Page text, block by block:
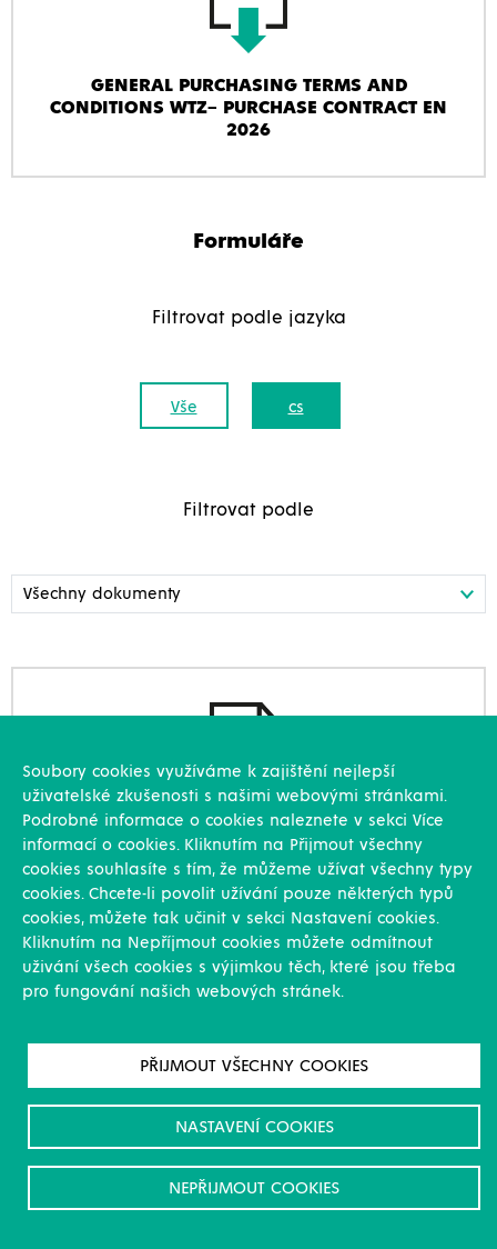
GENERAL PURCHASING TERMS AND
CONDITIONS WTZ– PURCHASE CONTRACT EN
2026
Formuláře
Filtrovat podle jazyka
Vše cs
Filtrovat podle
Dotazník nádrže RU
Dotazník ČOV RU
Soubory cookies využíváme k zajištění nejlepší
uživatelské zkušenosti s našimi webovými stránkami.
Podrobné informace o cookies naleznete v sekci Více
informací o cookies. Kliknutím na Přijmout všechny
cookies souhlasíte s tím, že můžeme užívat všechny typy
cookies. Chcete-li povolit užívání pouze některých typů
cookies, můžete tak učinit v sekci Nastavení cookies.
Kliknutím na Nepříjmout cookies můžete odmítnout
uživání všech cookies s výjimkou těch, které jsou třeba
pro fungování našich webových stránek.
PŘIJMOUT VŠECHNY COOKIES
NASTAVENÍ COOKIES
NEPŘIJMOUT COOKIES